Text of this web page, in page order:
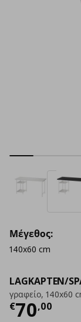
LAGKAPTEN/
γραφείο, 140x60
€70,00
Μέγεθος:
140x60 cm